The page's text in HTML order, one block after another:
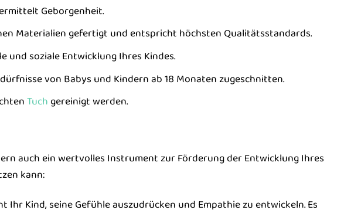
Geborgenheit.
Materialien gefertigt und entspricht höchsten Qualitätsstandards.
soziale Entwicklung Ihres Kindes.
von Babys und Kindern ab 18 Monaten zugeschnitten.
Tuch gereinigt werden.
auch ein wertvolles Instrument zur Förderung der Entwicklung Ihres
kann:
Ihr Kind, seine Gefühle auszudrücken und Empathie zu entwickeln. Es